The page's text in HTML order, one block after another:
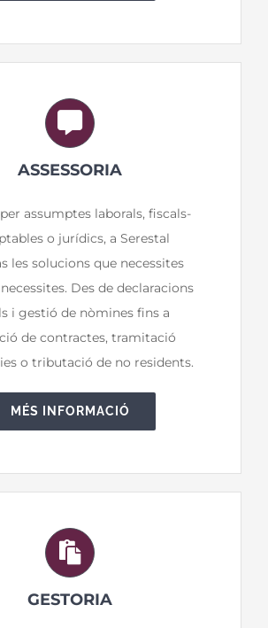
ASSESSORIA
assumptes laborals, fiscals-
o jurídics, a Serestal
les solucions que necessites
Des de declaracions
i gestió de nòmines fins a
de contractes, tramitació
o tributació de no residents.
MÉS INFORMACIÓ
GESTORIA